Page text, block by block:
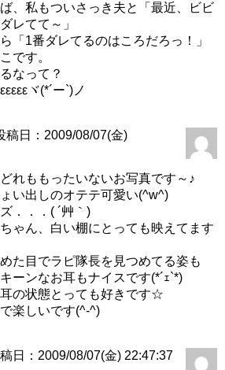
、私もついさっき夫と「最近、ビビ
レてて～」
「1番ダレてるのはころだろっ！」
です。
なって？
ヾ(*´ー`)ノ
稿日：2009/08/07(金)
れももったいないお写真です～♪
い出しのオテテ可愛い(^w^)
．．．( ´艸｀)
ゃん、白い棚にとっても映えてます
た目でラピ隊長を見つめてる姿も
ーンなお耳もナイスです(*´ｪ`*)
の状態とっても好きです☆
楽しいです(^-^)
日：2009/08/07(金) 22:47:37